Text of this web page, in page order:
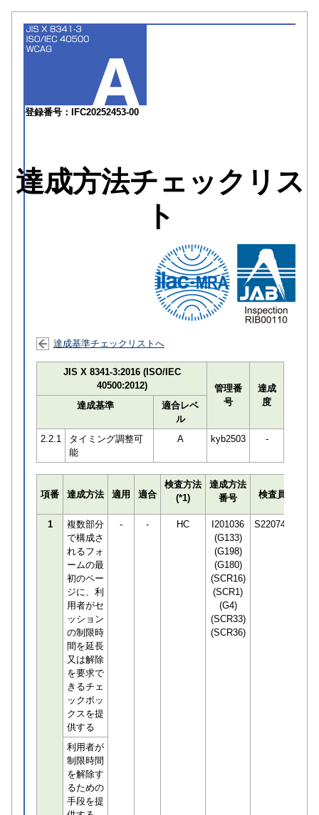
登録番号：IFC20252453-00
達成方法チェックリス
ト
達成基準チェックリストへ
JIS X 8341-3:2016 (ISO/IEC
40500:2012)
管理番
号
達成
度
達成基準
適合レベ
ル
2.2.1
タイミング調整可
能
A kyb2503 -
項番 達成方法 適用 適合
検査方法
(*1)
達成方法
番号
検査員
1
複数部分
で構成さ
れるフォ
ームの最
初のペー
ジに、利
用者がセ
ッション
の制限時
間を延長
又は解除
を要求で
きるチェ
ックボッ
クスを提
供する
- - HC
I201036
(G133)
(G198)
(G180)
(SCR16)
(SCR1)
(G4)
(SCR33)
(SCR36)
S220748
利用者が
制限時間
を解除す
るための
手段を提